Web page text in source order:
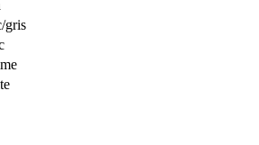
gris